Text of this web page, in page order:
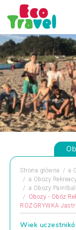
Strona główna a
a Obozy
a Obozy
Obozy - Obóz
ROZGRYWKA
Wiek